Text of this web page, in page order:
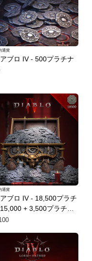
ブロ IV - 500プラチナ
通貨
ブロ IV - 18,500プラチ
+ 3,500プラチナ
ス
通貨